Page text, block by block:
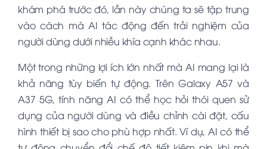
khám phá trước đó, lần này chúng ta sẽ tập trung
vào cách mà AI tác động đến trải nghiệm của
người dùng dưới nhiều khía cạnh khác nhau.
Một trong những lợi ích lớn nhất mà AI mang lại là
khả năng tùy biến tự động. Trên Galaxy A57 và
A37 5G, tính năng AI có thể học hỏi thói quen sử
dụng của người dùng và điều chỉnh cài đặt, cấu
hình thiết bị sao cho phù hợp nhất. Ví dụ, AI có thể